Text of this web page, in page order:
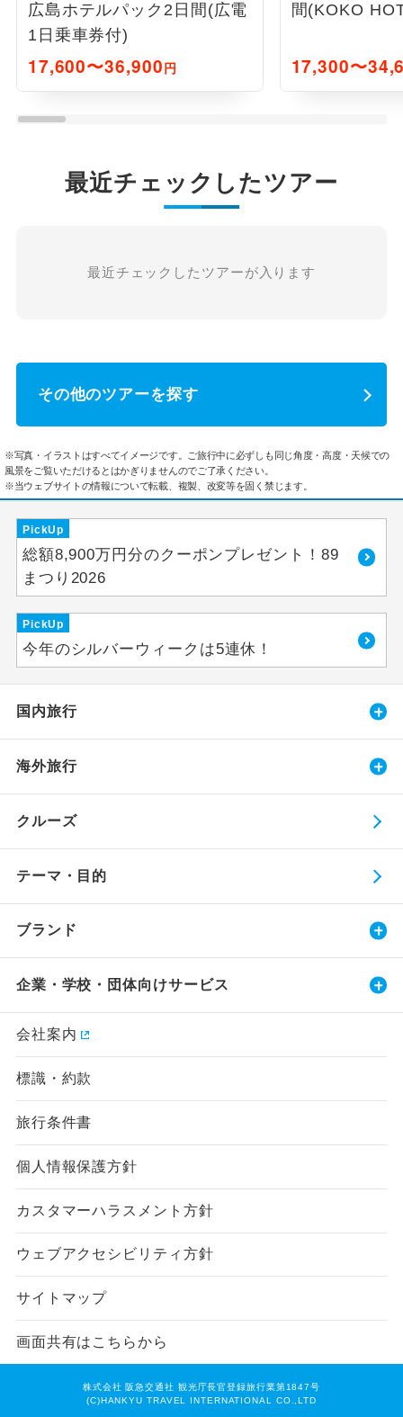
広島ホテルパック2日間(広電
1日乗車券付)
17,600〜36,900円
間(KOKO
17,300〜
最近チェックしたツアー
最近チェックしたツアーが入ります
その他のツアーを探す
※写真・イラストはすべてイメージです。ご旅行中に必ずしも同じ角度・高度・天候での
風景をご覧いただけるとはかぎりませんのでご了承ください。
※当ウェブサイトの情報について転載、複製、改変等を固く禁じます。
PickUp
総額8,900万円分のクーポンプレゼント！89
まつり2026
PickUp
今年のシルバーウィークは5連休！
国内旅行
海外旅行
クルーズ
テーマ・目的
ブランド
企業・学校・団体向けサービス
会社案内
標識・約款
旅行条件書
個人情報保護方針
カスタマーハラスメント方針
ウェブアクセシビリティ方針
サイトマップ
画面共有はこちらから
株式会社 阪急交通社 観光庁長官登録旅行業第1847号
(C)HANKYU TRAVEL INTERNATIONAL CO.,LTD